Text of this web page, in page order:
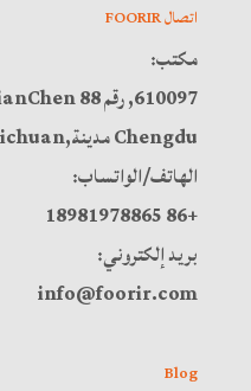
اتصال FOORIR
مكتب:
Chengdu مدينة,Sichuan مقاطعة، الصين
الهاتف/الواتساب:
+86 18981978865
بريد إلكتروني:
info@foorir.com
Blog